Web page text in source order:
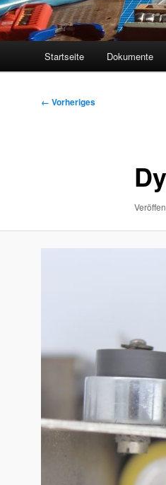
Startseite Dokumente
Bilder-
← Vorheriges